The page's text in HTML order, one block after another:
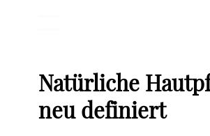
Natürliche
neu definiert